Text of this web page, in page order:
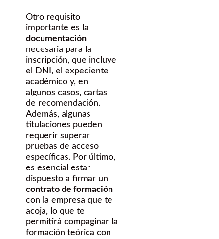
Otro requisito
importante es la
documentación
necesaria para la
inscripción, que incluye
el DNI, el expediente
académico y, en
algunos casos, cartas
de recomendación.
Además, algunas
titulaciones pueden
requerir superar
pruebas de acceso
específicas. Por último,
es esencial estar
dispuesto a firmar un
contrato de formación
con la empresa que te
acoja, lo que te
permitirá compaginar la
formación teórica con